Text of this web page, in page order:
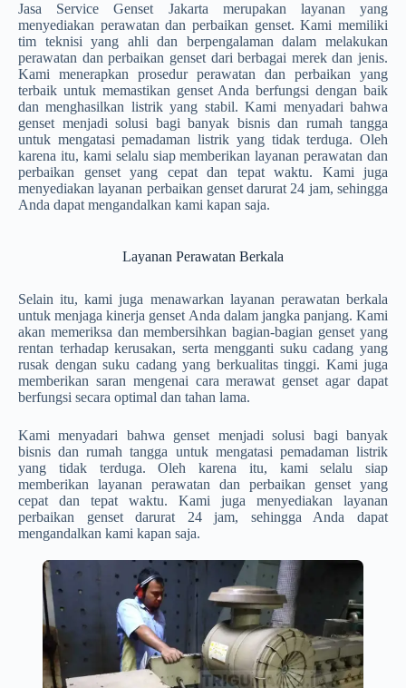
Jasa Service Genset Jakarta merupakan layanan yang
menyediakan perawatan dan perbaikan genset. Kami memiliki
tim teknisi yang ahli dan berpengalaman dalam melakukan
perawatan dan perbaikan genset dari berbagai merek dan jenis.
Kami menerapkan prosedur perawatan dan perbaikan yang
terbaik untuk memastikan genset Anda berfungsi dengan baik
dan menghasilkan listrik yang stabil. Kami menyadari bahwa
genset menjadi solusi bagi banyak bisnis dan rumah tangga
untuk mengatasi pemadaman listrik yang tidak terduga. Oleh
karena itu, kami selalu siap memberikan layanan perawatan dan
perbaikan genset yang cepat dan tepat waktu. Kami juga
menyediakan layanan perbaikan genset darurat 24 jam, sehingga
Anda dapat mengandalkan kami kapan saja.
Layanan Perawatan Berkala
Selain itu, kami juga menawarkan layanan perawatan berkala
untuk menjaga kinerja genset Anda dalam jangka panjang. Kami
akan memeriksa dan membersihkan bagian-bagian genset yang
rentan terhadap kerusakan, serta mengganti suku cadang yang
rusak dengan suku cadang yang berkualitas tinggi. Kami juga
memberikan saran mengenai cara merawat genset agar dapat
berfungsi secara optimal dan tahan lama.
Kami menyadari bahwa genset menjadi solusi bagi banyak
bisnis dan rumah tangga untuk mengatasi pemadaman listrik
yang tidak terduga. Oleh karena itu, kami selalu siap
memberikan layanan perawatan dan perbaikan genset yang
cepat dan tepat waktu. Kami juga menyediakan layanan
perbaikan genset darurat 24 jam, sehingga Anda dapat
mengandalkan kami kapan saja.